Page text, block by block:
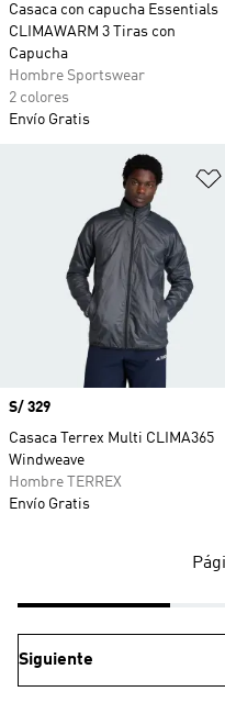
Casaca con capucha Essentials
CLIMAWARM 3 Tiras con
Capucha
Hombre Sportswear
2 colores
Envío Gratis
Precio
S/ 329
Casaca Terrex Multi CLIMA365
Windweave
Hombre TERREX
Envío Gratis
Siguiente